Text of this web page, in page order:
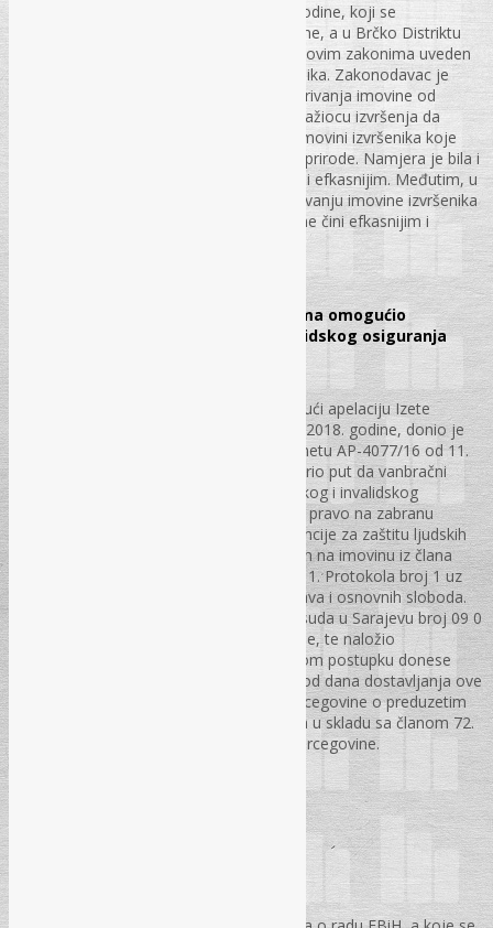
na Zakon o izvršnom postupku iz 1978. godine, koji se
primjenjivao u oba entiteta do 2003. godine, a u Brčko Distriktu
Bosne i Hercegovine do 2000. godine, u novim zakonima uveden
je novi institut utvrđivanja imovine izvršenika. Zakonodavac je
novim institutom htio da riješi problem skrivanja imovine od
strane izvršenika, odnosno da omogući tražiocu izvršenja da
posredstvom suda dođe do podataka o imovini izvršenika koje
samostalno ne može pribaviti jer su lične prirode. Namjera je bila i
da se postupak učini bržim, jedostavnijim i efkasnijim. Međutim, u
praksi se ispostavilo da su pravila o utvrđivanju imovine izvršenika
sredstvo kojim se postupak odugovlači i ne čini efkasnijim i
Ustavni sud BiH vanbračnim partnerima omogućio
ostvarenje prava iz penzijskog i invalidskog osiguranja
Ustavni sud Bosne i Hercegovine rješavajući apelaciju Izete
Šehagić, na sjednici održanoj 11. oktobra 2018. godine, donio je
Odluku o dopustivosti i meritumu u predmetu AP-4077/16 od 11.
10. 2018. godine, kojom je praktično otvorio put da vanbračni
partneri mogu ostvarivati prava iz penzijskog i invalidskog
osiguranja. Sud je utvrdio da je prekršeno pravo na zabranu
diskriminacije iz člana 14. Evropske konvencije za zaštitu ljudskih
prava i osnovnih sloboda u vezi sa pravom na imovinu iz člana
II/3.k) Ustava Bosne i Hercegovine i člana 1. Protokola broj 1 uz
Evropsku konvenciju za zaštitu judskih prava i osnovnih sloboda.
Nadalje, ukinuo je Presudu Kantonalnog suda u Sarajevu broj 09 0
U020038 14 U od 23. augusta 2016. godine, te naložio
Kantonalnom sudu u Sarajevu da po hitnom postupku donese
novu odluku, te da u roku od tri mjeseca od dana dostavljanja ove
odluke obavijesti Ustavni sud Bosne i Hercegovine o preduzetim
mjerama sa ciljem izvršenja ove odluke, a u skladu sa članom 72.
stav (5) Pravila Ustavnog suda Bosne i Hercegovine.